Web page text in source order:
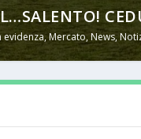
evidenza,Mercato,News,